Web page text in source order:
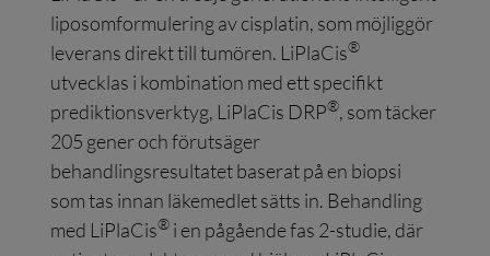
liposomformulering av cisplatin, som möjliggör
leverans direkt till tumören. LiPlaCis®
utvecklas i kombination med ett specifikt
prediktionsverktyg, LiPlaCis DRP®, som täcker
205 gener och förutsäger
behandlingsresultatet baserat på en biopsi
som tas innan läkemedlet sätts in. Behandling
med LiPlaCis® i en pågående fas 2-studie, där